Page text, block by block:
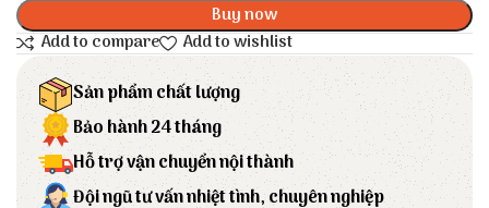
Buy now
Add to compare
Add to wishlist
Sản phẩm chất lượng
Bảo hành 24 tháng
Hỗ trợ vận chuyển nội thành
Đội ngũ tư vấn nhiệt tình, chuyên nghiệp